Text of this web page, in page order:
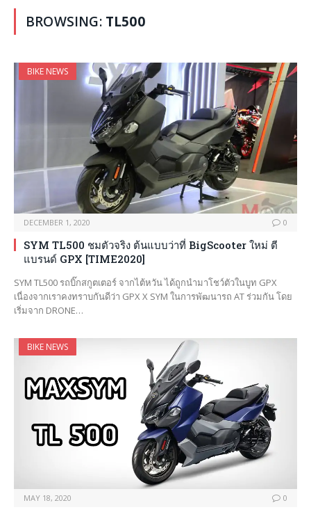
BROWSING: TL500
BIKE NEWS
DECEMBER 1, 2020 0
SYM TL500 ชมตัวจริง ต้นแบบว่าที่ BigScooter ใหม่ ตี
แบรนด์ GPX [TIME2020]
SYM TL500 รถบิ๊กสกูตเตอร์ จากไต้หวัน ได้ถูกนำมาโชว์ตัวในบูท GPX
เนื่องจากเราคงทราบกันดีว่า GPX X SYM ในการพัฒนารถ AT ร่วมกัน โดย
เริ่มจาก DRONE…
BIKE NEWS
MAY 18, 2020 0